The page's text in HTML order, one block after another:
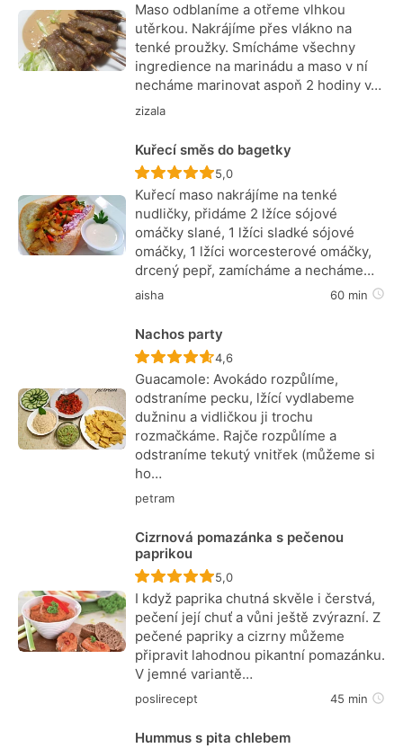
Maso odblaníme a otřeme vlhkou
utěrkou. Nakrájíme přes vlákno na
tenké proužky. Smícháme všechny
ingredience na marinádu a maso v ní
necháme marinovat aspoň 2 hodiny v…
zizala
Kuřecí směs do bagetky
Recept ještě nebyl hodnocen
5,0
Kuřecí maso nakrájíme na tenké
nudličky, přidáme 2 lžíce sójové
omáčky slané, 1 lžíci sladké sójové
omáčky, 1 lžíci worcesterové omáčky,
drcený pepř, zamícháme a necháme…
aisha 60 min
Nachos party
Recept ještě nebyl hodnocen
4,6
Guacamole: Avokádo rozpůlíme,
odstraníme pecku, lžící vydlabeme
dužninu a vidličkou ji trochu
rozmačkáme. Rajče rozpůlíme a
odstraníme tekutý vnitřek (můžeme si
ho…
petram
Cizrnová pomazánka s pečenou
paprikou
Recept ještě nebyl hodnocen
5,0
I když paprika chutná skvěle i čerstvá,
pečení její chuť a vůni ještě zvýrazní. Z
pečené papriky a cizrny můžeme
připravit lahodnou pikantní pomazánku.
V jemné variantě…
poslirecept 45 min
Hummus s pita chlebem